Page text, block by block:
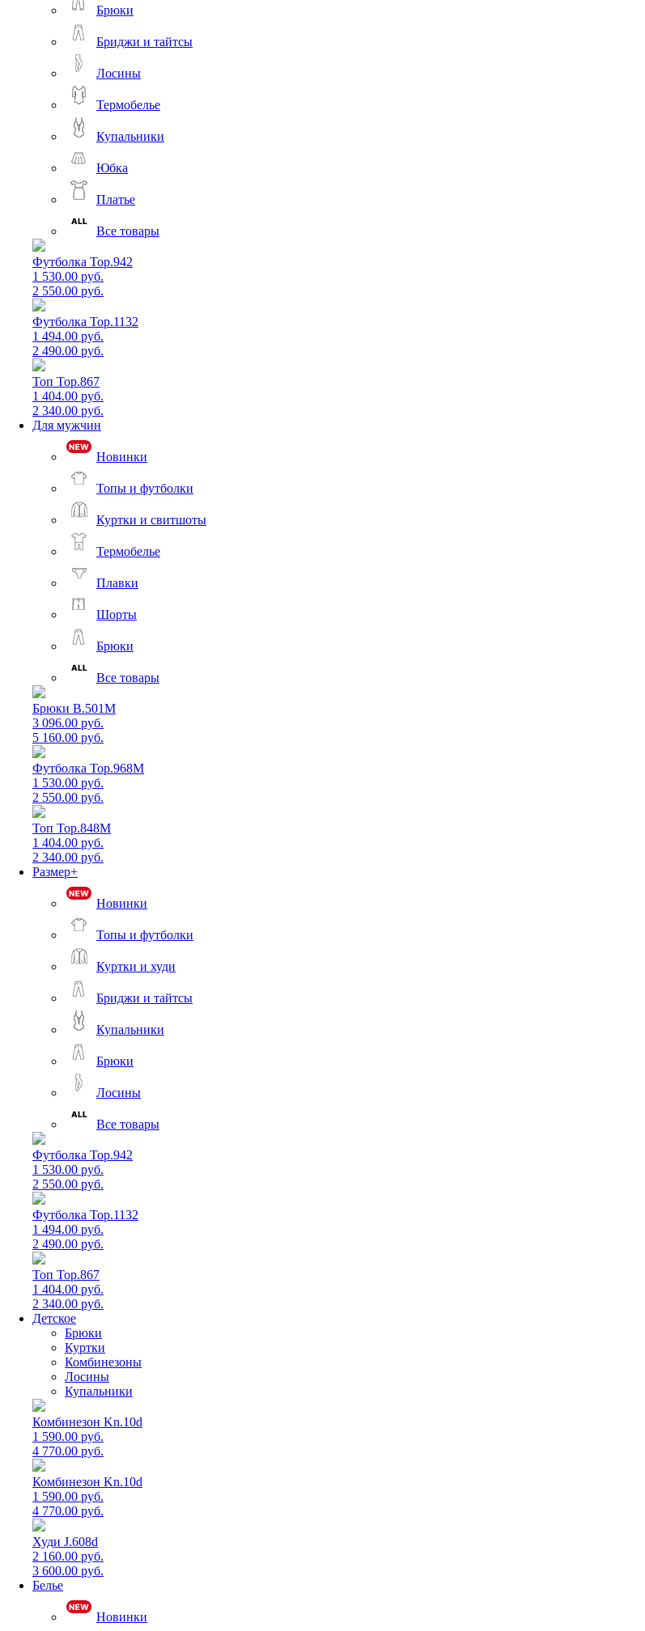
Брюки
Бриджи и тайтсы
Лосины
Термобелье
Купальники
Юбка
Платье
Все товары
Футболка Top.942
1 530.00 руб.
2 550.00 руб.
Футболка Top.1132
1 494.00 руб.
2 490.00 руб.
Топ Top.867
1 404.00 руб.
2 340.00 руб.
Для мужчин
Новинки
Топы и футболки
Куртки и свитшоты
Термобелье
Плавки
Шорты
Брюки
Все товары
Брюки B.501M
3 096.00 руб.
5 160.00 руб.
Футболка Top.968M
1 530.00 руб.
2 550.00 руб.
Топ Top.848M
1 404.00 руб.
2 340.00 руб.
Размер+
Новинки
Топы и футболки
Куртки и худи
Бриджи и тайтсы
Купальники
Брюки
Лосины
Все товары
Футболка Top.942
1 530.00 руб.
2 550.00 руб.
Футболка Top.1132
1 494.00 руб.
2 490.00 руб.
Топ Top.867
1 404.00 руб.
2 340.00 руб.
Детское
Брюки
Куртки
Комбинезоны
Лосины
Купальники
Комбинезон Kn.10d
1 590.00 руб.
4 770.00 руб.
Комбинезон Kn.10d
1 590.00 руб.
4 770.00 руб.
Худи J.608d
2 160.00 руб.
3 600.00 руб.
Белье
Новинки